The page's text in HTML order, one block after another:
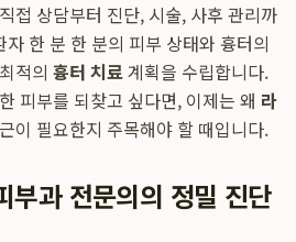
접 상담부터 진단, 시술, 사후 관리까
한 분 한 분의 피부 상태와 흉터의
적의 흉터 치료계획을 수립합니다.
피부를 되찾고 싶다면, 이제는 왜 라
이 필요한지 주목해야 할 때입니다.
부과 전문의의 정밀 진단